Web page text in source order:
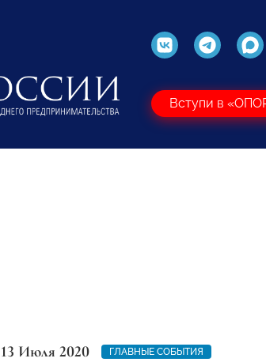
Вступи в
13 Июля 2020 ГЛАВНЫЕ СОБЫТИЯ